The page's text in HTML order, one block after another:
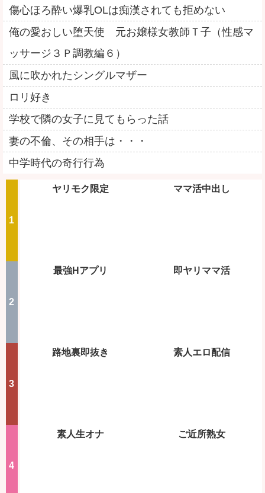
傷心ほろ酔い爆乳OLは痴漢されても拒めない
俺の愛おしい堕天使 元お嬢様女教師Ｔ子（性感マ
ッサージ３Ｐ調教編６）
風に吹かれたシングルマザー
ロリ好き
学校で隣の女子に見てもらった話
妻の不倫、その相手は・・・
中学時代の奇行行為
ヤリモク限定 ママ活中出し
最強Hアプリ 即ヤリママ活
路地裏即抜き 素人エロ配信
素人生オナ ご近所熟女